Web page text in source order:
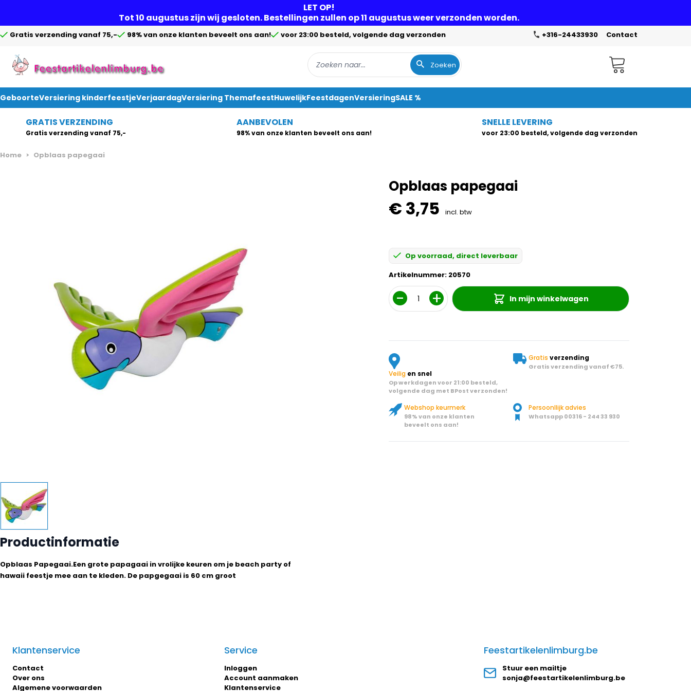
LET OP!
Tot 10 augustus zijn wij gesloten. Bestellingen zullen op 11 augustus weer verzonden worden.
Gratis verzending vanaf 75,- 98% van onze klanten beveelt ons aan! voor 23:00 besteld, volgende dag verzonden +316-24433930 Contact
Zoeken Winkelwagen
GeboorteVersiering kinderfeestjeVerjaardagVersiering ThemafeestHuwelijkFeestdagenVersieringSALE %
GRATIS VERZENDING
Gratis verzending vanaf 75,-
AANBEVOLEN
98% van onze klanten beveelt ons aan!
SNELLE LEVERING
voor 23:00 besteld, volgende dag verzonden
Home > Opblaas papegaai
Opblaas papegaai
€ 3,75 incl. btw
Op voorraad, direct leverbaar
Artikelnummer: 20570
Aantal
In mijn winkelwagen
Veilig en snel
Op werkdagen voor 21:00 besteld,
volgende dag met BPost verzonden!
Gratis verzending
Gratis verzending vanaf €75.
Webshop keurmerk
98% van onze klanten
beveelt ons aan!
Persoonllijk advies
Whatsapp 00316 - 244 33 930
Productinformatie
Opblaas Papegaai.Een grote papagaai in vrolijke keuren om je beach party of
hawaii feestje mee aan te kleden. De papgegaai is 60 cm groot
Klantenservice
Contact
Over ons
Algemene voorwaarden
Service
Inloggen
Account aanmaken
Klantenservice
Feestartikelenlimburg.be
Stuur een mailtje
sonja@feestartikelenlimburg.be